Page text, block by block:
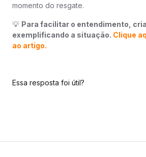
momento do resgate.
💡 Para facilitar o entendimento,
exemplificando a situação. Clique
ao artigo.
Essa resposta foi útil?